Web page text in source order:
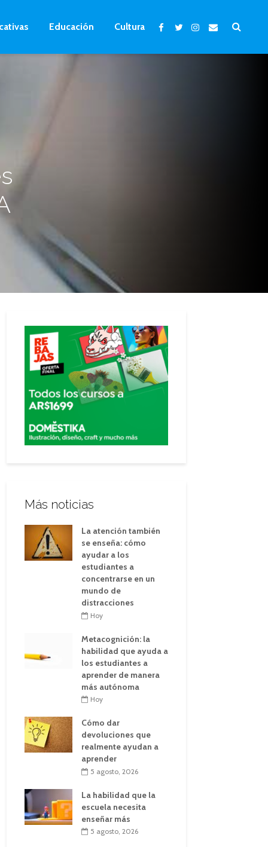
Educación Cultura
Más noticias
La atención también
se enseña: cómo
ayudar a los
estudiantes a
concentrarse en un
mundo de
distracciones
Hoy
Metacognición: la
habilidad que ayuda a
los estudiantes a
aprender de manera
más autónoma
Hoy
Cómo dar
devoluciones que
realmente ayudan a
aprender
5 agosto, 2026
La habilidad que la
escuela necesita
enseñar más
5 agosto, 2026